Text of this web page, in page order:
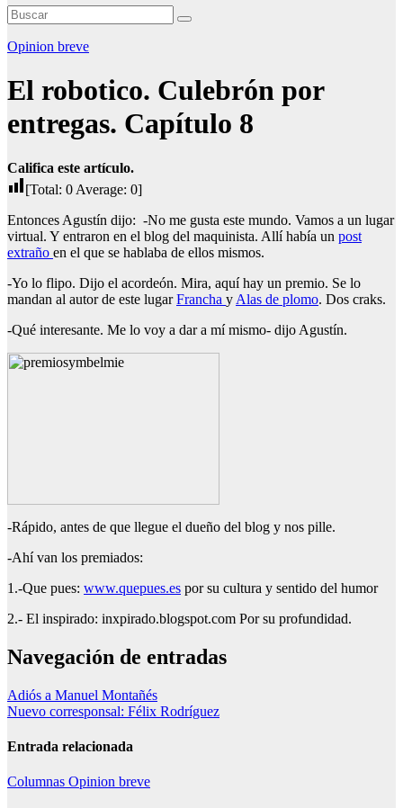
Opinion breve
El robotico. Culebrón por
entregas. Capítulo 8
Califica este artículo.
[Total: 0 Average: 0]
Entonces Agustín dijo: -No me gusta este mundo. Vamos a un lugar
virtual. Y entraron en el blog del maquinista. Allí había un post
extraño en el que se hablaba de ellos mismos.
-Yo lo flipo. Dijo el acordeón. Mira, aquí hay un premio. Se lo
mandan al autor de este lugarFrancha y Alas de plomo. Dos craks.
-Qué interesante. Me lo voy a dar a mí mismo- dijo Agustín.
-Rápido, antes de que llegue el dueño del blog y nos pille.
-Ahí van los premiados:
1.-Que pues: www.quepues.es por su cultura y sentido del humor
2.- El inspirado: inxpirado.blogspot.com Por su profundidad.
Navegación de entradas
Adiós a Manuel Montañés
Nuevo corresponsal: Félix Rodríguez
Entrada relacionada
Columnas Opinion breve